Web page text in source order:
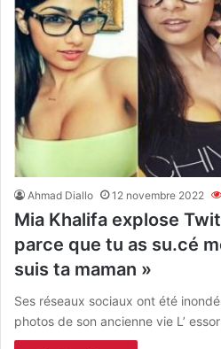
Ahmad Diallo 12 novembre 2022
Mia Khalifa explose
parce que tu as su.cé
suis ta maman »
Ses réseaux sociaux ont été
photos de son ancienne vie L’